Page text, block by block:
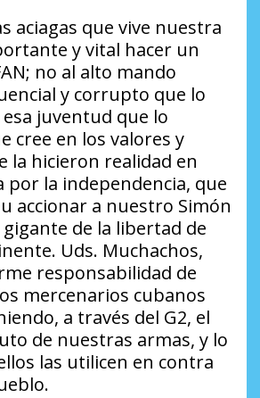
aciagas que vive nuestra
y vital hacer un
no al alto mando
y corrupto que lo
juventud que lo
cree en los valores y
la hicieron realidad en
por la independencia, que
accionar a nuestro Simón
de la libertad de
Uds. Muchachos,
responsabilidad de
mercenarios cubanos
a través del G2, el
de nuestras armas, y lo
las utilicen en contra